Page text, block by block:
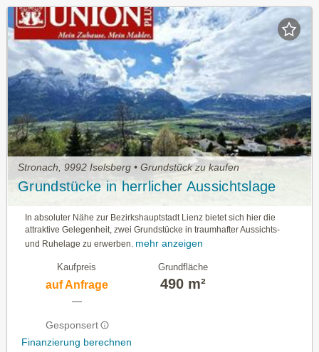
Stronach, 9992 Iselsberg • Grundstück zu kaufen
Grundstücke in herrlicher Aussichtslage
In absoluter Nähe zur Bezirkshauptstadt Lienz bietet sich hier die
attraktive Gelegenheit, zwei Grundstücke in traumhafter Aussichts-
und Ruhelage zu erwerben. mehr anzeigen
Kaufpreis
auf Anfrage
—
Gesponsert
Finanzierung berechnen
Grundfläche
490 m²